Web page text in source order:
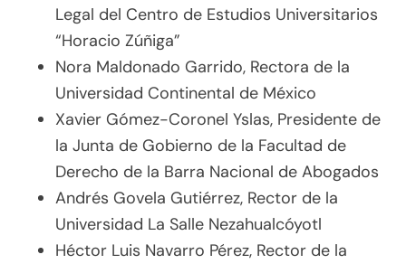
Legal del Centro de Estudios Universitarios
“Horacio Zúñiga”
Nora Maldonado Garrido, Rectora de la
Universidad Continental de México
Xavier Gómez-Coronel Yslas, Presidente de
la Junta de Gobierno de la Facultad de
Derecho de la Barra Nacional de Abogados
Andrés Govela Gutiérrez, Rector de la
Universidad La Salle Nezahualcóyotl
Héctor Luis Navarro Pérez, Rector de la